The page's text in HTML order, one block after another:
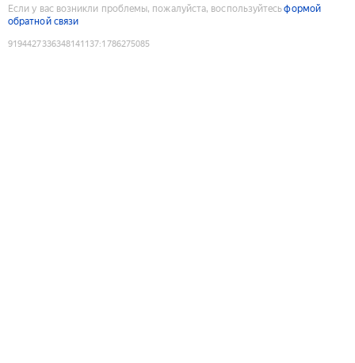
Если у вас возникли проблемы, пожалуйста, воспользуйтесьформой
обратной связи
9194427336348141137:1786275085